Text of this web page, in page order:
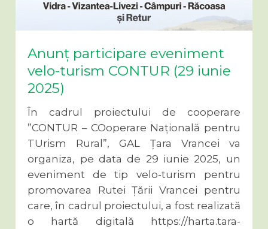
Anunț participare eveniment
velo-turism CONTUR (29 iunie
2025)
În cadrul proiectului de cooperare
”CONTUR – COoperare Națională pentru
TUrism Rural”, GAL Țara Vrancei va
organiza, pe data de 29 iunie 2025, un
eveniment de tip velo-turism pentru
promovarea Rutei Țării Vrancei pentru
care, în cadrul proiectului, a fost realizată
o hartă digitală https://harta.tara-